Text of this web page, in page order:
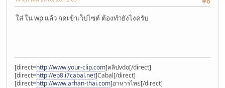
ใส่ ใน wp แล้ว กดเข้าเว็ปไซต์ ต้องทำยังไงครับ
[direct=http://www.your-clip.com]คลิปvdo[/direct]
[direct=http://ep8.i7cabal.net]Cabal[/direct]
[direct=http://www.arhan-thai.com]อาหารไทย[/direct]